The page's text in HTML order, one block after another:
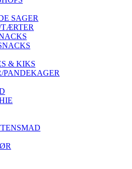
SAGER
& KIKS
PANDEKAGER